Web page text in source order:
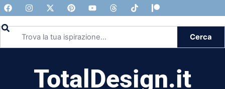
Cerca
TotalDesign.it